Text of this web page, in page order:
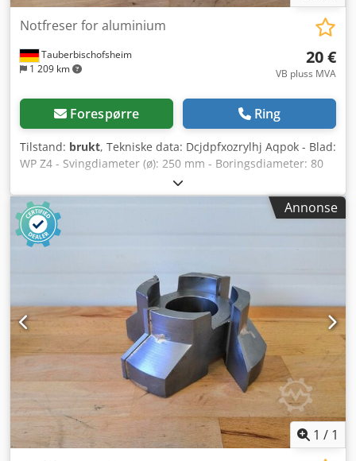
Tauberbischofsheim
1 209 km
Notfreser for aluminium
20 €
VB pluss MVA
Forespørre Ring
Tilstand: brukt, Tekniske data: Dcjdpfxozrylhj Aqpok - Blad:
WP Z4 - Svingdiameter (ø): 250 mm - Boringsdiameter: 80
mm - Lengde: 25 mm - Materiale: Aluminium
Annonse
1 / 1